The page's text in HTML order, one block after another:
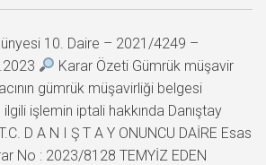
10. Daire – 2021/4249 –
Karar Özeti Gümrük müşavir
gümrük müşavirliği belgesi
işlemin iptali hakkında Danıştay
D A N I Ş T A Y ONUNCU DAİRE Esas
No : 2023/8128 TEMYİZ EDEN